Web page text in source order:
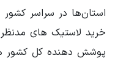
استان‌ها در سراسر
خرید لاستیک های
پوشش دهنده کل کشور